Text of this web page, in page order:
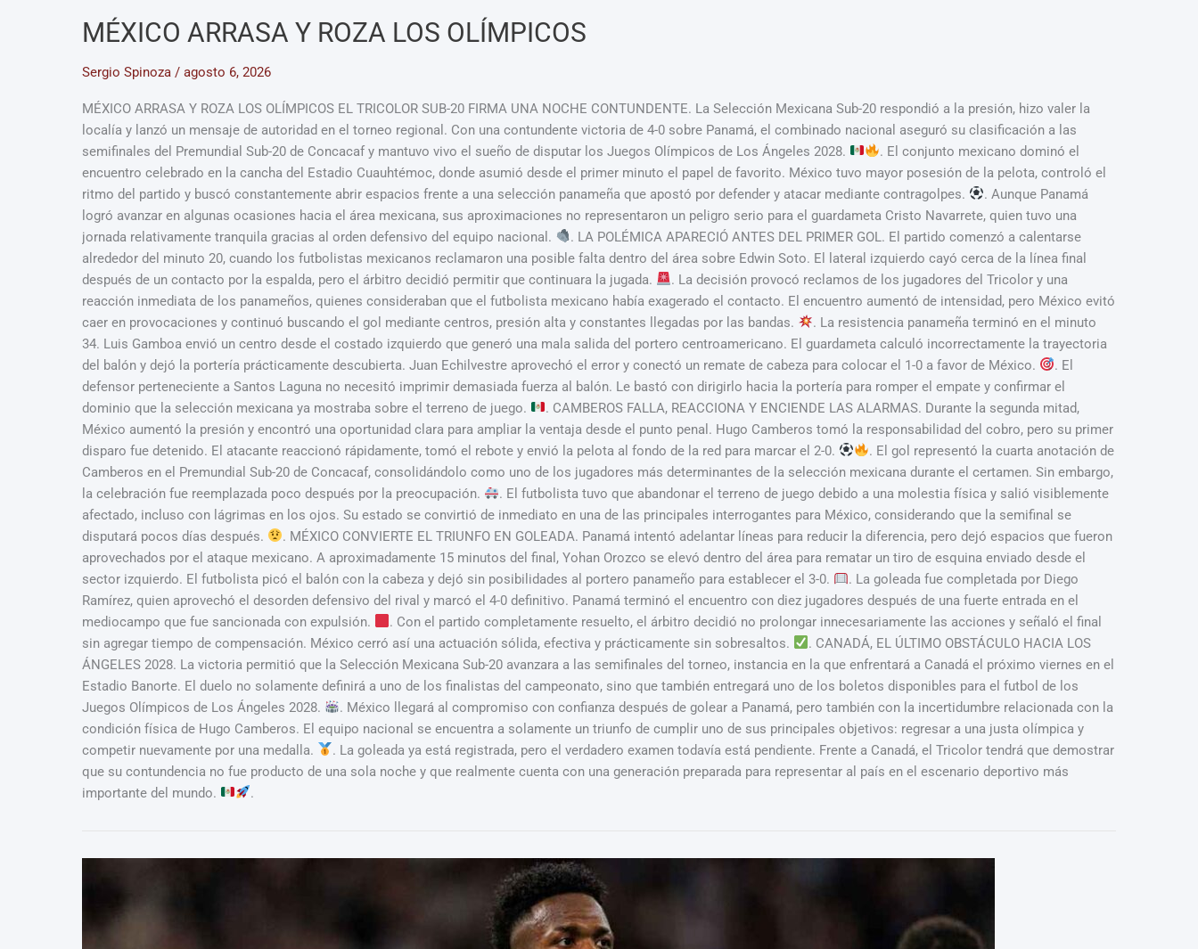
MÉXICO ARRASA Y ROZA LOS OLÍMPICOS
Sergio Spinoza / agosto 6, 2026
MÉXICO ARRASA Y ROZA LOS OLÍMPICOS EL TRICOLOR SUB-20 FIRMA UNA NOCHE CONTUNDENTE. La Selección Mexicana Sub-20 respondió a la presión, hizo valer la
localía y lanzó un mensaje de autoridad en el torneo regional. Con una contundente victoria de 4-0 sobre Panamá, el combinado nacional aseguró su clasificación a las
semifinales del Premundial Sub-20 de Concacaf y mantuvo vivo el sueño de disputar los Juegos Olímpicos de Los Ángeles 2028.
. El conjunto mexicano dominó el
encuentro celebrado en la cancha del Estadio Cuauhtémoc, donde asumió desde el primer minuto el papel de favorito. México tuvo mayor posesión de la pelota, controló el
ritmo del partido y buscó constantemente abrir espacios frente a una selección panameña que apostó por defender y atacar mediante contragolpes.
. Aunque Panamá
logró avanzar en algunas ocasiones hacia el área mexicana, sus aproximaciones no representaron un peligro serio para el guardameta Cristo Navarrete, quien tuvo una
jornada relativamente tranquila gracias al orden defensivo del equipo nacional.
. LA POLÉMICA APARECIÓ ANTES DEL PRIMER GOL. El partido comenzó a calentarse
alrededor del minuto 20, cuando los futbolistas mexicanos reclamaron una posible falta dentro del área sobre Edwin Soto. El lateral izquierdo cayó cerca de la línea final
después de un contacto por la espalda, pero el árbitro decidió permitir que continuara la jugada.
. La decisión provocó reclamos de los jugadores del Tricolor y una
reacción inmediata de los panameños, quienes consideraban que el futbolista mexicano había exagerado el contacto. El encuentro aumentó de intensidad, pero México evitó
caer en provocaciones y continuó buscando el gol mediante centros, presión alta y constantes llegadas por las bandas.
. La resistencia panameña terminó en el minuto
34. Luis Gamboa envió un centro desde el costado izquierdo que generó una mala salida del portero centroamericano. El guardameta calculó incorrectamente la trayectoria
del balón y dejó la portería prácticamente descubierta. Juan Echilvestre aprovechó el error y conectó un remate de cabeza para colocar el 1-0 a favor de México.
. El
defensor perteneciente a Santos Laguna no necesitó imprimir demasiada fuerza al balón. Le bastó con dirigirlo hacia la portería para romper el empate y confirmar el
dominio que la selección mexicana ya mostraba sobre el terreno de juego.
. CAMBEROS FALLA, REACCIONA Y ENCIENDE LAS ALARMAS. Durante la segunda mitad,
México aumentó la presión y encontró una oportunidad clara para ampliar la ventaja desde el punto penal. Hugo Camberos tomó la responsabilidad del cobro, pero su primer
disparo fue detenido. El atacante reaccionó rápidamente, tomó el rebote y envió la pelota al fondo de la red para marcar el 2-0.
. El gol representó la cuarta anotación de
Camberos en el Premundial Sub-20 de Concacaf, consolidándolo como uno de los jugadores más determinantes de la selección mexicana durante el certamen. Sin embargo,
la celebración fue reemplazada poco después por la preocupación.
. El futbolista tuvo que abandonar el terreno de juego debido a una molestia física y salió visiblemente
afectado, incluso con lágrimas en los ojos. Su estado se convirtió de inmediato en una de las principales interrogantes para México, considerando que la semifinal se
disputará pocos días después.
. MÉXICO CONVIERTE EL TRIUNFO EN GOLEADA. Panamá intentó adelantar líneas para reducir la diferencia, pero dejó espacios que fueron
aprovechados por el ataque mexicano. A aproximadamente 15 minutos del final, Yohan Orozco se elevó dentro del área para rematar un tiro de esquina enviado desde el
sector izquierdo. El futbolista picó el balón con la cabeza y dejó sin posibilidades al portero panameño para establecer el 3-0.
. La goleada fue completada por Diego
Ramírez, quien aprovechó el desorden defensivo del rival y marcó el 4-0 definitivo. Panamá terminó el encuentro con diez jugadores después de una fuerte entrada en el
mediocampo que fue sancionada con expulsión.
. Con el partido completamente resuelto, el árbitro decidió no prolongar innecesariamente las acciones y señaló el final
sin agregar tiempo de compensación. México cerró así una actuación sólida, efectiva y prácticamente sin sobresaltos.
. CANADÁ, EL ÚLTIMO OBSTÁCULO HACIA LOS
ÁNGELES 2028. La victoria permitió que la Selección Mexicana Sub-20 avanzara a las semifinales del torneo, instancia en la que enfrentará a Canadá el próximo viernes en el
Estadio Banorte. El duelo no solamente definirá a uno de los finalistas del campeonato, sino que también entregará uno de los boletos disponibles para el futbol de los
Juegos Olímpicos de Los Ángeles 2028.
. México llegará al compromiso con confianza después de golear a Panamá, pero también con la incertidumbre relacionada con la
condición física de Hugo Camberos. El equipo nacional se encuentra a solamente un triunfo de cumplir uno de sus principales objetivos: regresar a una justa olímpica y
competir nuevamente por una medalla.
. La goleada ya está registrada, pero el verdadero examen todavía está pendiente. Frente a Canadá, el Tricolor tendrá que demostrar
que su contundencia no fue producto de una sola noche y que realmente cuenta con una generación preparada para representar al país en el escenario deportivo más
importante del mundo.
.